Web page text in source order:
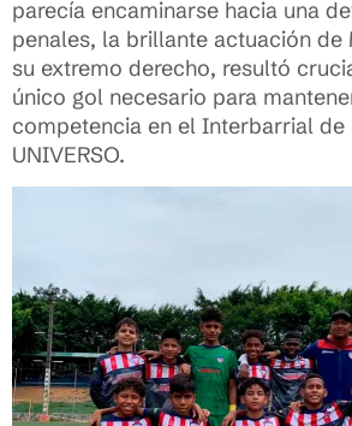
parecía encaminarse hacia una
penales, la brillante actuación de
su extremo derecho, resultó
único gol necesario para
competencia en el Interbarrial de
UNIVERSO.